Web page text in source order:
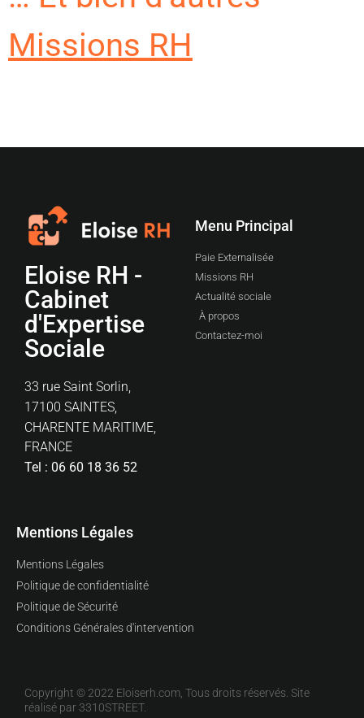
Missions RH
Eloise RH -
Cabinet
d'Expertise
Sociale
33 rue Saint Sorlin,
17100 SAINTES,
CHARENTE MARITIME,
FRANCE
Tel : 06 60 18 36 52
Menu Principal
Paie Externalisée
Missions RH
Actualité sociale
À propos
Contactez-moi
Mentions Légales
Mentions Légales
Politique de confidentialité
Politique de Sécurité
Conditions Générales d'intervention
Copyright © 2022 Eloiserh.com, Tous droits réservés. Site
réalisé par 3310STREET.